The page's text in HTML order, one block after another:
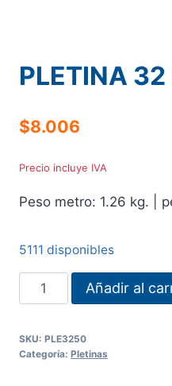
PLETINA
$8.006
Precio incluye IVA
Peso metro: 1.26 kg. |
5111 disponibles
PLETINA
32
5
Añadir al
SKU: PLE3250
Categoría: Pletinas